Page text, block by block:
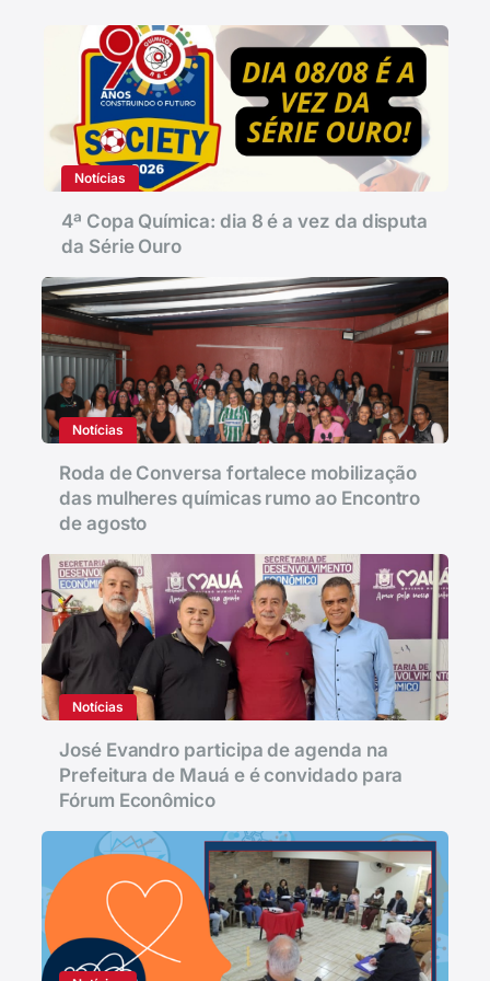
Notícias
4ª Copa Química: dia 8 é a vez da disputa
da Série Ouro
Notícias
Roda de Conversa fortalece mobilização
das mulheres químicas rumo ao Encontro
de agosto
Notícias
José Evandro participa de agenda na
Prefeitura de Mauá e é convidado para
Fórum Econômico